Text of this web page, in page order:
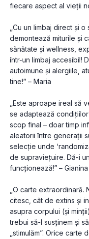
fiecare aspect al vieții
„Cu un limbaj direct și
demontează miturile și
sănătate și wellness,
într-un limbaj accesibil!
autoimune și alergiile,
tine!” – Maria
„Este aproape ireal să
se adaptează
scop final – doar timp
aleatorii între generații
selecție unde
de supraviețuire. Dă-i
funcționează!” – Gianina
„O carte extraordinară.
citesc, cât de extins și
asupra corpului (și
trebui să-l susținem și
„stimulăm”. Orice